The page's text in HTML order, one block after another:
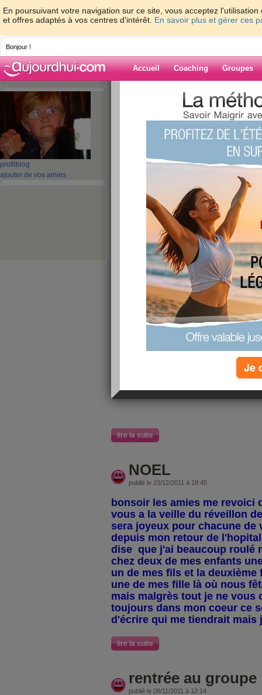
En poursuivant votre navigation sur ce site, vous acceptez
et offres adaptés à vos centres d'intérêt. En savoir plus et gérer ces
Bonjour !
Accueil Coaching Groupes
profil blog
ajouter de vos amies
>
Blog de
21 - 30 31 - 40 41 - 44 »
‹ Préc. 1 2 3 4 5
Quizz: 10 snacks
feront pas grossir
publié le 31/03/2012 à 22:52
j'ai fait7/10
10
feront
lire la suite
NOEL
publié le 23/12/2011 à 18:45
bonsoir les amies me revoici
vous a la veille du réveillon
sera joyeux pour chacune de
depuis mon retour de
dise que j'ai beaucoup roulé
chez deux de mes enfants
un de mes fils et la
une de mes fille là où nous
mais malgrès tout je ne vous
toujours dans mon coeur ce
d'écrire qui me tiendrait mais
lire la suite
rentrée au groupe
publié le 28/11/2011 à 12:14
Je